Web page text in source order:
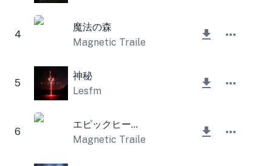
4
魔法の森
Magnetic Trailer
5
神秘
Lesfm
6
エピックヒーロー
Magnetic Trailer